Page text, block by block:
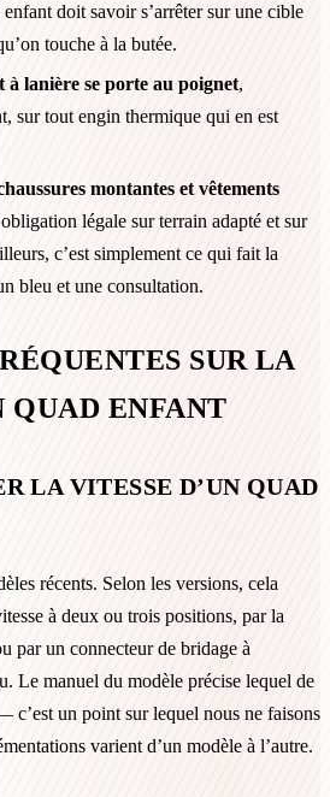
doit savoir s’arrêter sur une cible
touche à la butée.
à lanière se porte au poignet,
sur tout engin thermique qui en est
montantes et vêtements
légale sur terrain adapté et sur
c’est simplement ce qui fait la
bleu et une consultation.
SUR LA
QUAD ENFANT
LA VITESSE D’UN QUAD
récents. Selon les versions, cela
à deux ou trois positions, par la
par un connecteur de bridage à
Le manuel du modèle précise lequel de
c’est un point sur lequel nous ne faisons
varient d’un modèle à l’autre.